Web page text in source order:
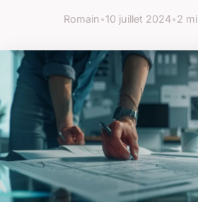
Romain•10 juillet 2024•2